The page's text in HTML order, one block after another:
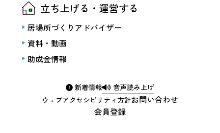
新着情報 音声読み上げ
会員登録
お問い合わせ
ウェブアクセシビリティ方針
立ち上げる・運営する
居場所づくりアドバイザー
資料・動画
助成金情報